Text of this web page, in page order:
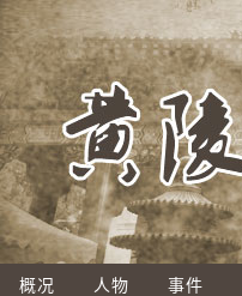
概况 人物 事件